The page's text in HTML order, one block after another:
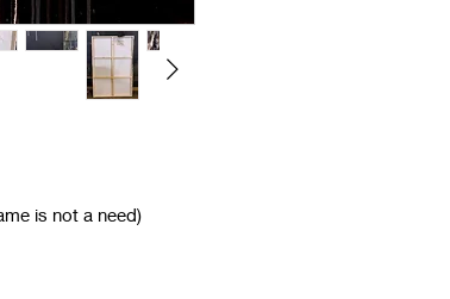
is not a need)